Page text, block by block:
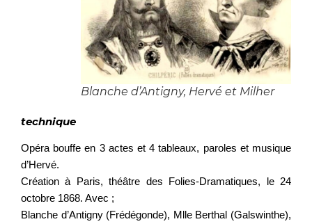
Blanche d’Antigny, Hervé et Milher
technique
Opéra bouffe en 3 actes et 4 tableaux, paroles et musique
d’Hervé.
Création à Paris, théâtre des Folies-Dramatiques, le 24
octobre 1868. Avec ;
Blanche d’Antigny (Frédégonde), Mlle Berthal (Galswinthe),